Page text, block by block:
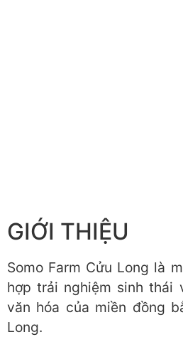
GIỚI THIỆU
Somo Farm Cửu Long là
hợp trải nghiệm sinh thái
văn hóa của miền đồng
Long.